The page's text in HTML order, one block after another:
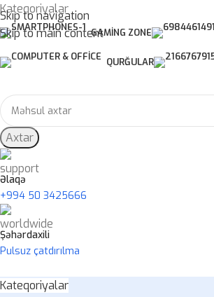
Skip to navigation
Skip to main content
Kateqoriyalar
GAMING ZONE
QURĞULAR
Axtar
Əlaqə
+994 50 3425666
Şəhərdaxili
Pulsuz çatdırılma
Kateqoriyalar